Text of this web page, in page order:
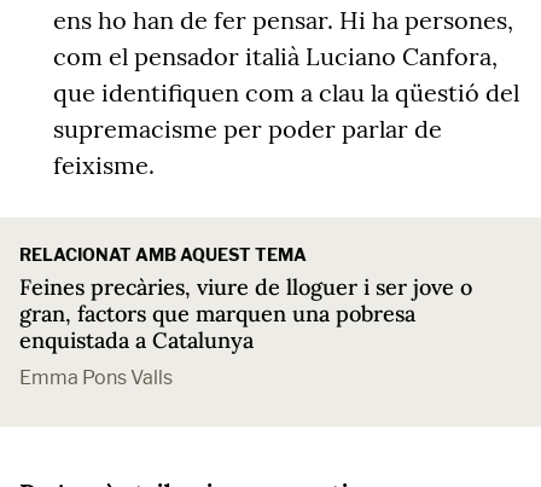
ens ho han de fer pensar. Hi ha persones,
com el pensador italià Luciano Canfora,
que identifiquen com a clau la qüestió del
supremacisme per poder parlar de
feixisme.
RELACIONAT AMB AQUEST TEMA
Feines precàries, viure de lloguer i ser jove o
gran, factors que marquen una pobresa
enquistada a Catalunya
Emma Pons Valls